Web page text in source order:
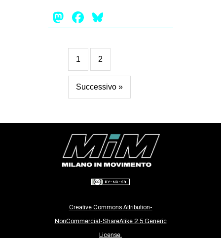
Mastodon
Facebook
1 2
Successivo »
Creative Commons Attribution-
NonCommercial-ShareAlike 2.5 Generic
License.